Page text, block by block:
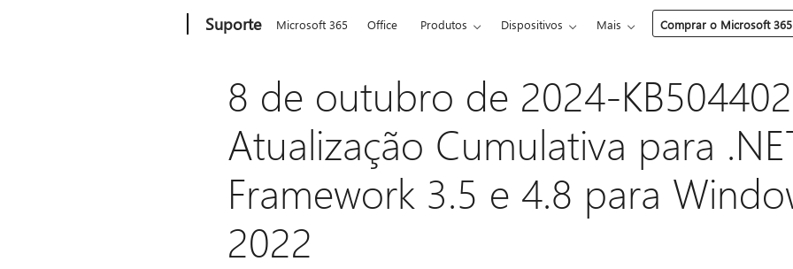
Suporte Microsoft 365 Office Produtos Dispositivos Mais Comprar o Microsoft 365
8 de outubro de 2024-
Atualização Cumulativa para
Framework 3.5 e 4.8 para
2022